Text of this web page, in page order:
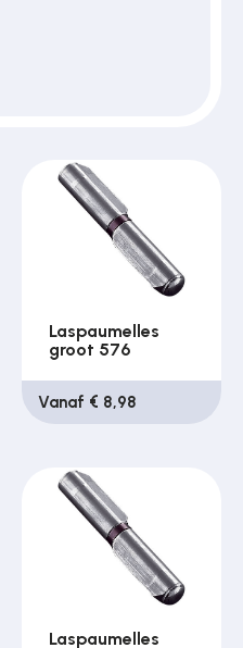
Laspaumelles
groot 576
Vanaf € 8,98
Laspaumelles